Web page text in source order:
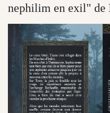
nephilim en exil" de